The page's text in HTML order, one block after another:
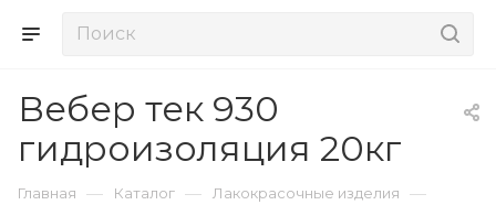
Вебер тек 930
гидроизоляция 20кг
Главная — Каталог — Лакокрасочные изделия —